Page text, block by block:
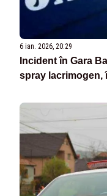
6 ian. 2026, 20:29
Incident în Gara
spray lacrimogen,